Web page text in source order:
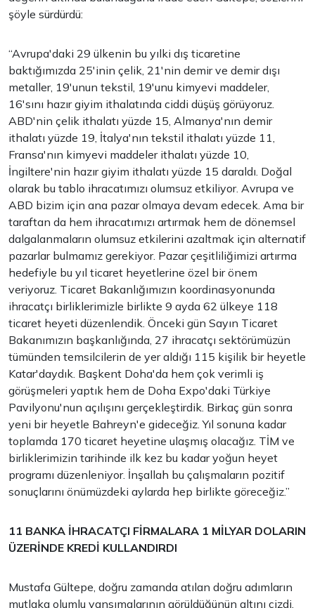
şöyle sürdürdü:
“Avrupa'daki 29 ülkenin bu yılki dış ticaretine
baktığımızda 25'inin çelik, 21'nin demir ve demir dışı
metaller, 19'unun tekstil, 19'unu kimyevi maddeler,
16'sını hazır giyim ithalatında ciddi düşüş görüyoruz.
ABD'nin çelik ithalatı yüzde 15, Almanya'nın demir
ithalatı yüzde 19, İtalya'nın tekstil ithalatı yüzde 11,
Fransa'nın kimyevi maddeler ithalatı yüzde 10,
İngiltere'nin hazır giyim ithalatı yüzde 15 daraldı. Doğal
olarak bu tablo ihracatımızı olumsuz etkiliyor. Avrupa ve
ABD bizim için ana pazar olmaya devam edecek. Ama bir
taraftan da hem ihracatımızı artırmak hem de dönemsel
dalgalanmaların olumsuz etkilerini azaltmak için alternatif
pazarlar bulmamız gerekiyor. Pazar çeşitliliğimizi artırma
hedefiyle bu yıl ticaret heyetlerine özel bir önem
veriyoruz. Ticaret Bakanlığımızın koordinasyonunda
ihracatçı birliklerimizle birlikte 9 ayda 62 ülkeye 118
ticaret heyeti düzenlendik. Önceki gün Sayın Ticaret
Bakanımızın başkanlığında, 27 ihracatçı sektörümüzün
tümünden temsilcilerin de yer aldığı 115 kişilik bir heyetle
Katar'daydık. Başkent Doha'da hem çok verimli iş
görüşmeleri yaptık hem de Doha Expo'daki Türkiye
Pavilyonu'nun açılışını gerçekleştirdik. Birkaç gün sonra
yeni bir heyetle Bahreyn'e gideceğiz. Yıl sonuna kadar
toplamda 170 ticaret heyetine ulaşmış olacağız. TİM ve
birliklerimizin tarihinde ilk kez bu kadar yoğun heyet
programı düzenleniyor. İnşallah bu çalışmaların pozitif
sonuçlarını önümüzdeki aylarda hep birlikte göreceğiz.”
11 BANKA İHRACATÇI FİRMALARA 1 MİLYAR DOLARIN
ÜZERİNDE KREDİ KULLANDIRDI
Mustafa Gültepe, doğru zamanda atılan doğru adımların
mutlaka olumlu yansımalarının görüldüğünün altını çizdi.